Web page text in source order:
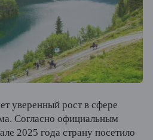
уверенный рост в сфере
Согласно официальным
2025 года страну посетило